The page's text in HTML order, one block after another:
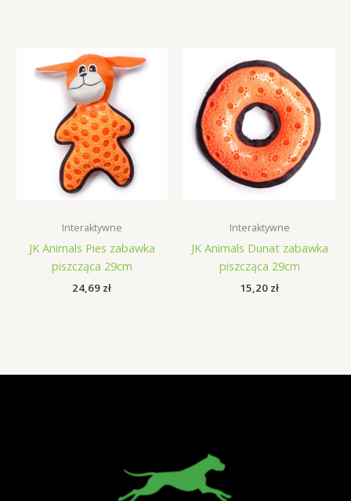
Interaktywne
JK Animals Pies zabawka
piszcząca 29cm
24,69 zł
Interaktywne
JK Animals Dunat zabawka
piszcząca 29cm
15,20 zł